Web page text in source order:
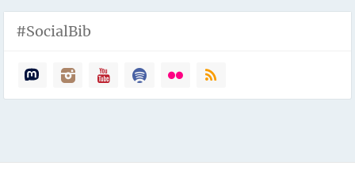
#SocialBib